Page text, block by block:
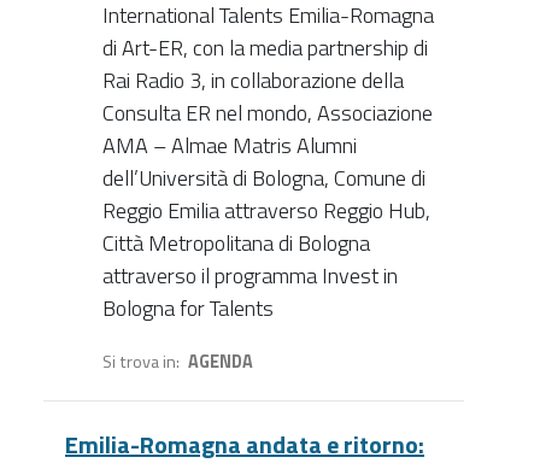
International Talents Emilia-Romagna
di Art-ER, con la media partnership di
Rai Radio 3, in collaborazione della
Consulta ER nel mondo, Associazione
AMA – Almae Matris Alumni
dell’Università di Bologna, Comune di
Reggio Emilia attraverso Reggio Hub,
Città Metropolitana di Bologna
attraverso il programma Invest in
Bologna for Talents
Si trova in AGENDA
Emilia-Romagna andata e ritorno: